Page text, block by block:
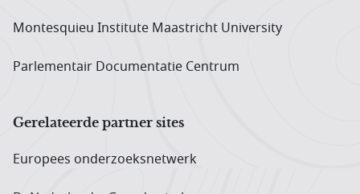
Montesquieu Institute Maastricht University
Parlementair Documentatie Centrum
Gerelateerde partner sites
Europees onderzoeks­netwerk